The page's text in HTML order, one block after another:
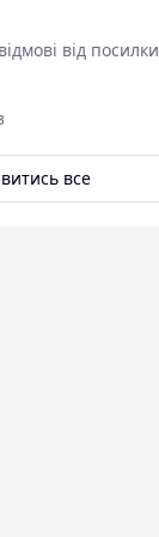
від посилки
все